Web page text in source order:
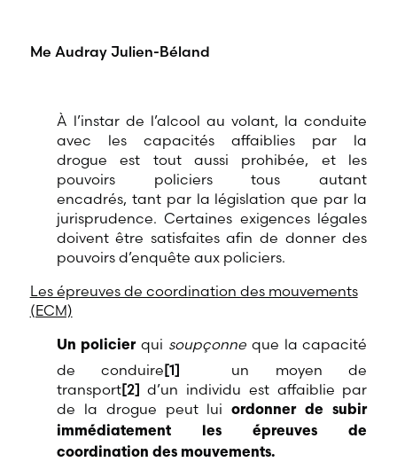
champs
d’expertises
de l’emploi.
professionnels
œuvrant dans
Me Audray Julien-Béland
À l’instar de l’alcool au volant, la conduite
avec les capacités affaiblies par la
drogue est tout aussi prohibée, et les
pouvoirs policiers tous autant
encadrés, tant par la législation que par la
jurisprudence. Certaines exigences légales
doivent être satisfaites afin de donner des
pouvoirs d’enquête aux policiers.
Les épreuves de coordination des mouvements
(ECM)
Un policierqui soupçonne que la capacité
de conduire[1]
un moyen de
transport[2] d’un individu est affaiblie par
de la drogue peut lui ordonner de subir
immédiatement les épreuves de
coordination des mouvements.